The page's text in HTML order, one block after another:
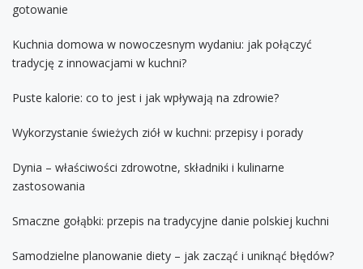
gotowanie
Kuchnia domowa w nowoczesnym wydaniu: jak połączyć
tradycję z innowacjami w kuchni?
Puste kalorie: co to jest i jak wpływają na zdrowie?
Wykorzystanie świeżych ziół w kuchni: przepisy i porady
Dynia – właściwości zdrowotne, składniki i kulinarne
zastosowania
Smaczne gołąbki: przepis na tradycyjne danie polskiej kuchni
Samodzielne planowanie diety – jak zacząć i uniknąć błędów?